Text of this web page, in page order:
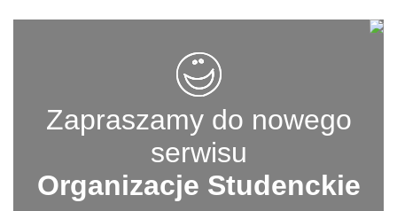
Zapraszamy do nowego
serwisu
Organizacje Studenckie